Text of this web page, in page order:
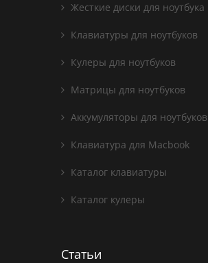
Жесткие диски для ноутбука
Клавиатуры для ноутбуков
Кулеры для ноутбуков
Матрицы для ноутбуков
Аккумуляторы для ноутбуков
Клавиатура для Macbook
Каталог клавиатуры
Каталог кулеры
Статьи